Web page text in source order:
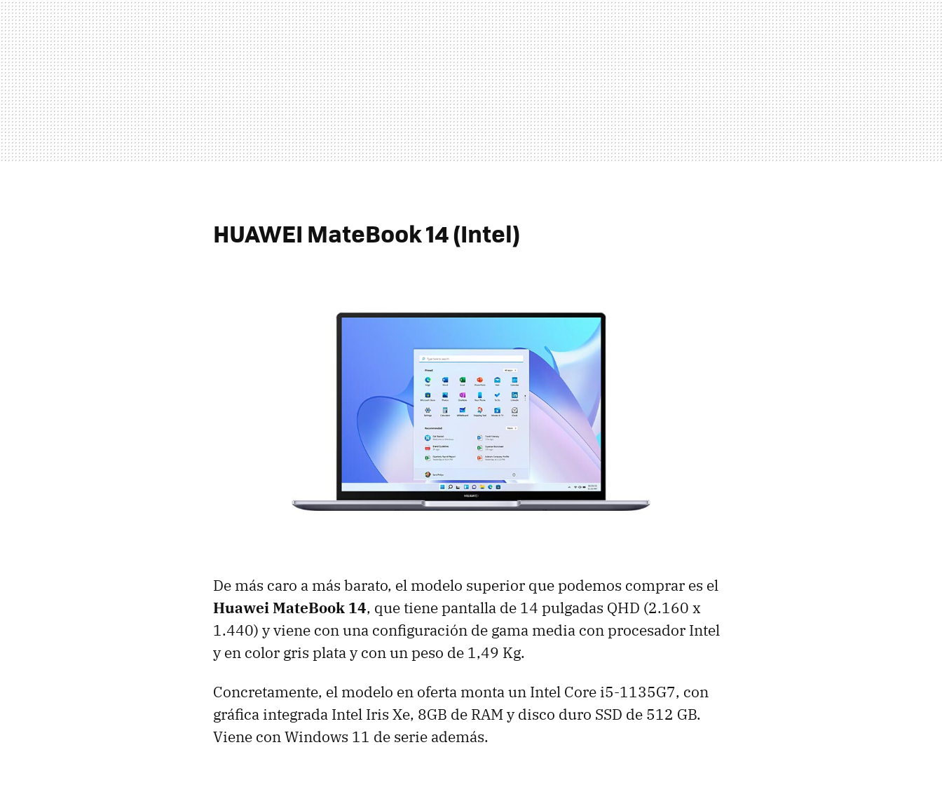
HUAWEI MateBook 14 (Intel)
De más caro a más barato, el modelo superior que podemos comprar es el
Huawei MateBook 14, que tiene pantalla de 14 pulgadas QHD (2.160 x
1.440) y viene con una configuración de gama media con procesador Intel
y en color gris plata y con un peso de 1,49 Kg.
Concretamente, el modelo en oferta monta un Intel Core i5-1135G7, con
gráfica integrada Intel Iris Xe, 8GB de RAM y disco duro SSD de 512 GB.
Viene con Windows 11 de serie además.